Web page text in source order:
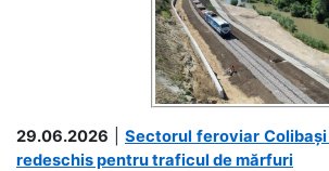
29.06.2026
Sectorul feroviar
redeschis pentru traficul de mărfuri